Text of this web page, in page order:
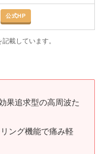
公式HP
載しています。
果追求型の高周波た
ング機能で痛み軽